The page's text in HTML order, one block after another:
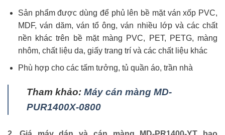
Sản phẩm được dùng để phủ lên bề mặt ván xốp PVC,
MDF, ván dăm, ván tổ ông, ván nhiều lớp và các chất
nền khác trên bề mặt màng PVC, PET, PETG, màng
nhôm, chất liệu da, giấy trang trí và các chất liệu khác
Phù hợp cho các tấm tưởng, tủ quần áo, trần nhà
Tham khảo: Máy cán màng MD-
PUR1400X-0800